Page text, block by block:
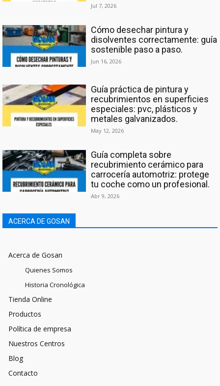
Jul 7, 2026
Cómo desechar pintura y
disolventes correctamente: guía
sostenible paso a paso.
Jun 16, 2026
Guía práctica de pintura y
recubrimientos en superficies
especiales: pvc, plásticos y
metales galvanizados.
May 12, 2026
Guía completa sobre
recubrimiento cerámico para
carrocería automotriz: protege
tu coche como un profesional.
Abr 9, 2026
ACERCA DE GOSAN
Acerca de Gosan
Quienes Somos
Historia Cronológica
Tienda Online
Productos
Política de empresa
Nuestros Centros
Blog
Contacto